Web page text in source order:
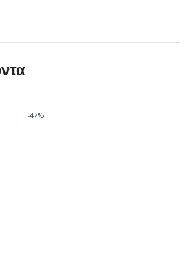
-47%